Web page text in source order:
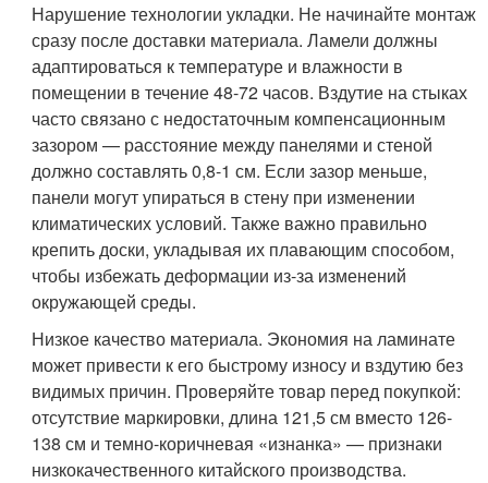
Нарушение технологии укладки. Не начинайте монтаж
сразу после доставки материала. Ламели должны
адаптироваться к температуре и влажности в
помещении в течение 48-72 часов. Вздутие на стыках
часто связано с недостаточным компенсационным
зазором — расстояние между панелями и стеной
должно составлять 0,8-1 см. Если зазор меньше,
панели могут упираться в стену при изменении
климатических условий. Также важно правильно
крепить доски, укладывая их плавающим способом,
чтобы избежать деформации из-за изменений
окружающей среды.
Низкое качество материала. Экономия на ламинате
может привести к его быстрому износу и вздутию без
видимых причин. Проверяйте товар перед покупкой:
отсутствие маркировки, длина 121,5 см вместо 126-
138 см и темно-коричневая «изнанка» — признаки
низкокачественного китайского производства.